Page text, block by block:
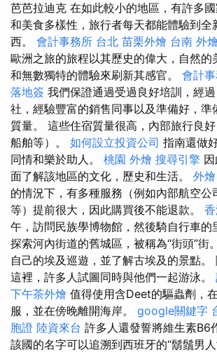
芭芭拉迪克 在如此較小的地區，有許多
和美食多樣性，旅行者每天都能體驗到全
西。 會計事務所 台北 苗栗外燴 台南 外燴
歐洲之旅的旅程以其歷史的偉大，自然的
和無數獨特的體驗來刷新其感官。 會計
落地簽 我們保證通過受過良好培訓，經
社，經驗豐富的銷售同事以及準備好，準
質量。 這些住宿質量很高，內部旅行良好
船舶等）。 如何設立投資公司 指南還做
同情和樂於助人。 桃園 外燴 搜尋引擎
面了解該地區的文化，歷史和生活。 外
的情況下，有多種服務（例如內部航空公
等）提前很大，因此購買後不能退款。
午，訪問民族學博物館，然後騎自行車的
探索河內街道的舊城區，被稱為“街頭”街。
自己的埃及巡遊，並了解古埃及的景點。
這裡，許多人試圖同時與他們一起游泳。
下午茶外燴 值得使用含Deet的驅蟲劑，
服，並在傍晚離開海岸。 google關鍵字
胞證 陸資來台 許多人還發誓將維生素B6
該國的名字可以追溯到西班牙的“鬍鬚男